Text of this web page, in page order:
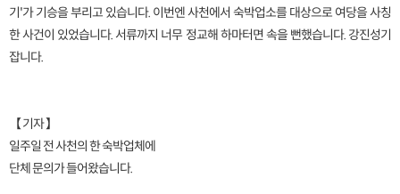
기'가 기승을 부리고 있습니다. 이번엔 사천에서 숙박업소를 대상으로 여당을 사칭
한 사건이 있었습니다. 서류까지 너무 정교해 하마터면 속을 뻔했습니다. 강진성기
잡니다.
【 기자 】
일주일 전 사천의 한 숙박업체에
단체 문의가 들어왔습니다.